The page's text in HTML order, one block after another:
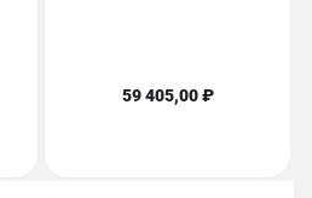
59 405,00 ₽